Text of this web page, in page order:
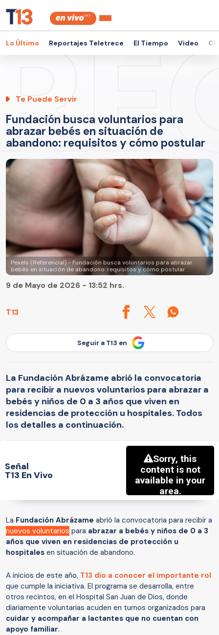
Lo Último Reportajes Teletrece El Tiempo Video
Te Puede Servir
Fundación busca voluntarios para
abrazar bebés en situación de
abandono: requisitos y cómo postular
Pexels (Referencial) - Fundación busca voluntarios para abrazar
bebés en situación de abandono: requisitos y cómo postular
T13
9 de Mayo de 2026 - 13:52 hrs.
Seguir a T13 en
La Fundación Abrázame abrió la convocatoria
para recibir a nuevos voluntarios para abrazar a
bebés y niños de 0 a 3 años que viven en
residencias de protección u hospitales. Todos
los detalles a continuación.
Señal
T13 En Vivo
La Fundación Abrázame abrió la convocatoria para recibir a
nuevos voluntarios para abrazar a bebés y niños de 0 a 3
años que viven en residencias de protección u
hospitales en situación de abandono.
A inicios de este año, T13 dio a conocer el importante rol
que cumple la iniciativa. El programa se desarrolla, entre
otros recintos, en el Hospital San Juan de Dios, donde
diariamente voluntarias acuden en turnos organizados para
cuidar y acompañar a lactantes que no cuentan con
apoyo familiar.